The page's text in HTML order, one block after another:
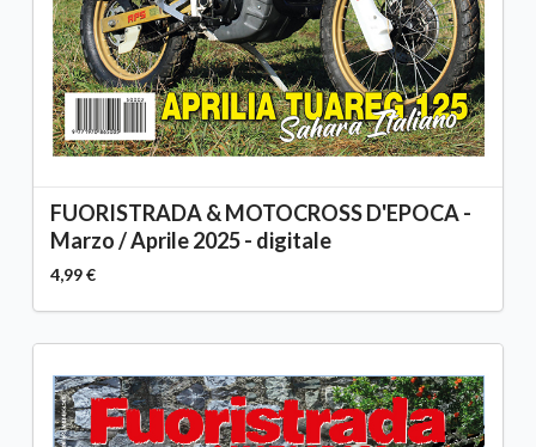
FUORISTRADA & MOTOCROSS D'EPOCA -
Marzo / Aprile 2025 - digitale
4,99 €